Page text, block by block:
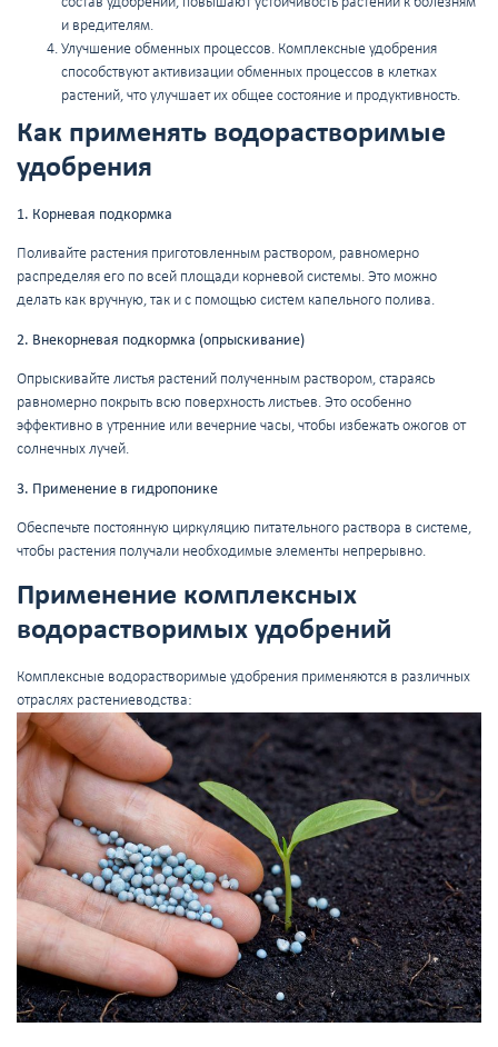
и вредителям.
Улучшение обменных процессов. Комплексные удобрения
способствуют активизации обменных процессов в клетках
растений, что улучшает их общее состояние и продуктивность.
Как применять водорастворимые
удобрения
1. Корневая подкормка
Поливайте растения приготовленным раствором, равномерно
распределяя его по всей площади корневой системы. Это можно
делать как вручную, так и с помощью систем капельного полива.
2. Внекорневая подкормка (опрыскивание)
Опрыскивайте листья растений полученным раствором, стараясь
равномерно покрыть всю поверхность листьев. Это особенно
эффективно в утренние или вечерние часы, чтобы избежать ожогов от
солнечных лучей.
3. Применение в гидропонике
Обеспечьте постоянную циркуляцию питательного раствора в системе,
чтобы растения получали необходимые элементы непрерывно.
Применение комплексных
водорастворимых удобрений
Комплексные водорастворимые удобрения применяются в различных
отраслях растениеводства: